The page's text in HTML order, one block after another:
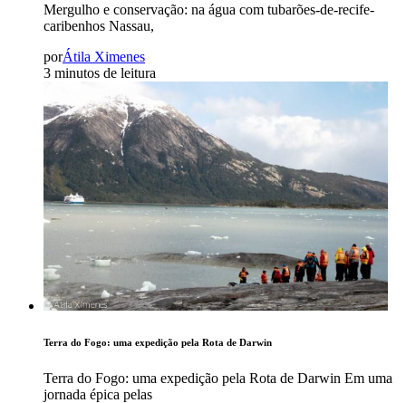
Mergulho e conservação: na água com tubarões-de-recife-
caribenhos Nassau,
porÁtila Ximenes
3 minutos de leitura
Terra do Fogo: uma expedição pela Rota de Darwin
Terra do Fogo: uma expedição pela Rota de Darwin Em uma
jornada épica pelas